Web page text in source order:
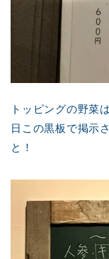
トッピングの野菜
日この黒板で掲示
と！